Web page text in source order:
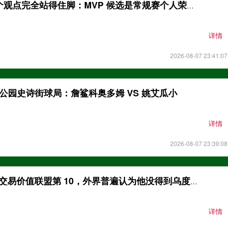
勇士球迷这个观点完全站得住脚：MVP 候选是常规赛个人荣誉，
详情
2026-08-07 23:41:07
园史诗街球局：詹鲨科奥多姆 VS 姚艾瓜小
详情
2026-08-07 23:39:08
BR：谢泼德交易价值联盟第 10，外界普遍认为他没得到乌度卡
详情